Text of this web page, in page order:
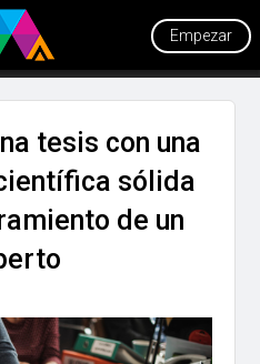
Empezar
tesis con una
sólida
de un